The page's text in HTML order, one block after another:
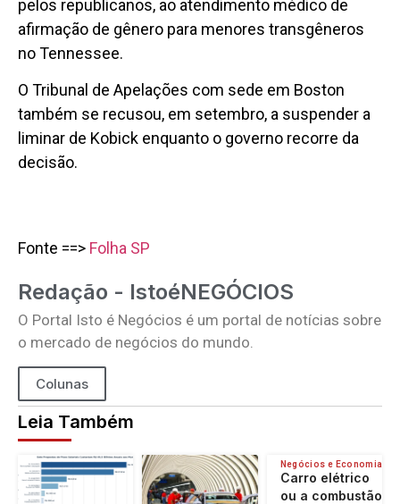
pelos republicanos, ao atendimento médico de
afirmação de gênero para menores transgêneros
no Tennessee.
O Tribunal de Apelações com sede em Boston
também se recusou, em setembro, a suspender a
liminar de Kobick enquanto o governo recorre da
decisão.
Fonte ==> Folha SP
Redação - IstoéNEGÓCIOS
O Portal Isto é Negócios é um portal de notícias sobre
o mercado de negócios do mundo.
Colunas
Leia Também
Negócios e Economia
Carro elétrico
ou a combustão: